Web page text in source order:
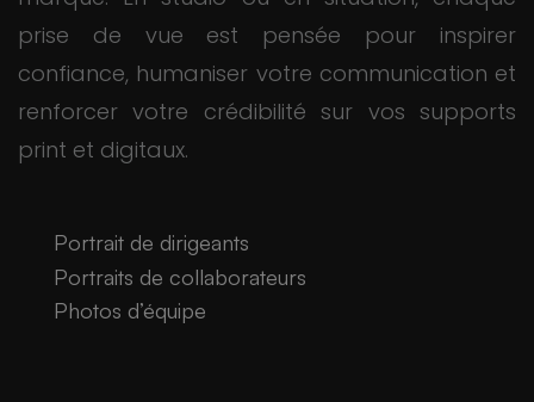
prise de vue est pensée pour inspirer
confiance, humaniser votre communication et
renforcer votre crédibilité sur vos supports
print et digitaux.
Portrait de dirigeants
Portraits de collaborateurs
Photos d’équipe